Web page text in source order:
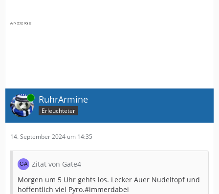
Online RuhrArmine
Erleuchteter
14. September 2024 um 14:35
Zitat von Gate4
Morgen um 5 Uhr gehts los. Lecker Auer Nudeltopf und
hoffentlich viel Pyro.#immerdabei